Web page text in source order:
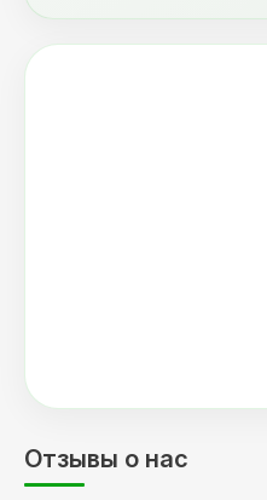
Отзывы о нас